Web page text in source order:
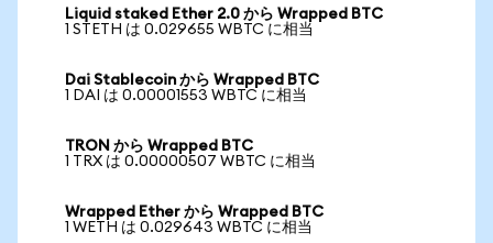
Liquid staked Ether 2.0 から Wrapped BTC
1 STETH は 0.029655 WBTC に相当
Dai Stablecoin から Wrapped BTC
1 DAI は 0.00001553 WBTC に相当
TRON から Wrapped BTC
1 TRX は 0.00000507 WBTC に相当
Wrapped Ether から Wrapped BTC
1 WETH は 0.029643 WBTC に相当